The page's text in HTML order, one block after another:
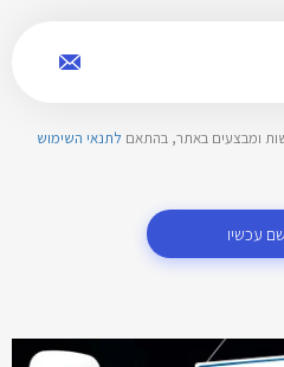
ומבצעים באתר, בהתאם לתנאי השימוש
עכשיו